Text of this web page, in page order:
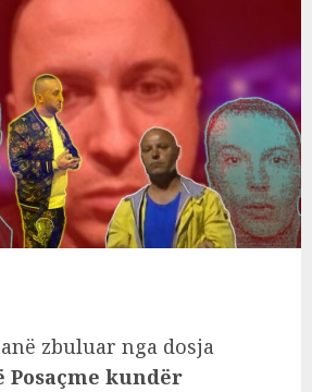
zbuluar nga dosja
Posaçme kundër